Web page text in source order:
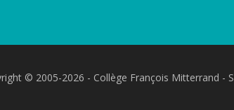
© 2005-2026 - Collège François Mitterrand -